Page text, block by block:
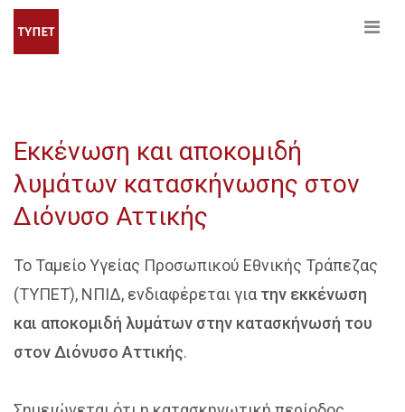
Εκκένωση και αποκομιδή
λυμάτων κατασκήνωσης στον
Διόνυσο Αττικής
Το Ταμείο Υγείας Προσωπικού Εθνικής Τράπεζας
(ΤΥΠΕΤ), ΝΠΙΔ, ενδιαφέρεται για την εκκένωση
και αποκομιδή λυμάτων στην κατασκήνωσή του
στον Διόνυσο Αττικής.